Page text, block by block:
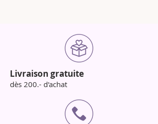
Livraison gratuite
dès 200.- d'achat